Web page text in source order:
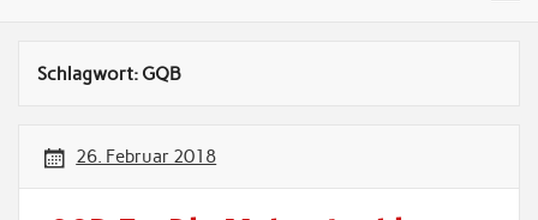
Schlagwort: GQB
26. Februar 2018